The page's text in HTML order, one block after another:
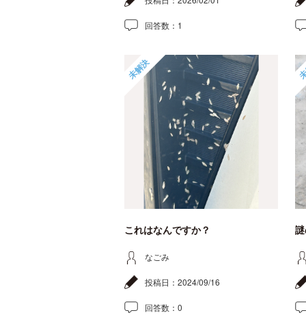
回答数： 1
未解決
これはなんですか？
なごみ
投稿日： 2024/09/16
回答数： 0